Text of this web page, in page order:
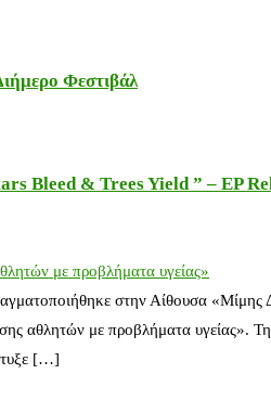
Φεστιβάλ
Bleed & Trees Yield ” – EP
με προβλήματα υγείας»
στην Αίθουσα
αθλητών με προβλήματα υγείας».
[…]